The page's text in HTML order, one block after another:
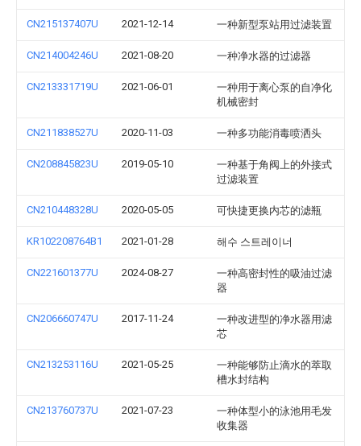
CN215137407U 2021-12-14 一种新型泵站用过滤装置
CN214004246U 2021-08-20 一种净水器的过滤器
CN213331719U 2021-06-01
一种用于离心泵的自净化
机械密封
CN211838527U 2020-11-03 一种多功能消毒喷洒头
CN208845823U 2019-05-10
一种基于角阀上的外接式
过滤装置
CN210448328U 2020-05-05 可快捷更换内芯的滤瓶
KR102208764B1 2021-01-28 해수 스트레이너
CN221601377U 2024-08-27
一种高密封性的吸油过滤
器
CN206660747U 2017-11-24
一种改进型的净水器用滤
芯
CN213253116U 2021-05-25
一种能够防止滴水的萃取
槽水封结构
CN213760737U 2021-07-23
一种体型小的泳池用毛发
收集器